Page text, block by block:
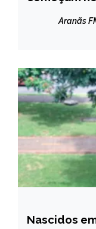
Aranãs
BRASIL
Nascidos